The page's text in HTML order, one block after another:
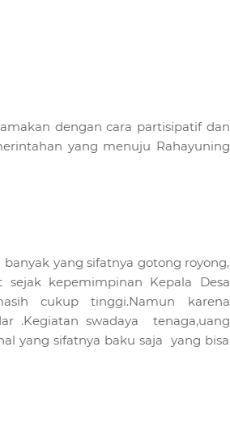
dengan cara partisipatif dan
yang menuju Rahayuning
yang sifatnya gotong royong,
kepemimpinan Kepala Desa
cukup tinggi.Namun karena
.Kegiatan swadaya tenaga,uang
yang sifatnya baku saja yang bisa